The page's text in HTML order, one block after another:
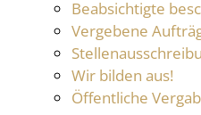
Beabsichtigte
Vergebene
Wir bilden aus!
Öffentliche